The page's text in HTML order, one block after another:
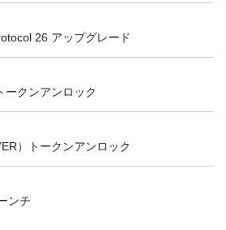
26 アップグレード
ークンアンロック
）トークンアンロック
ンチ